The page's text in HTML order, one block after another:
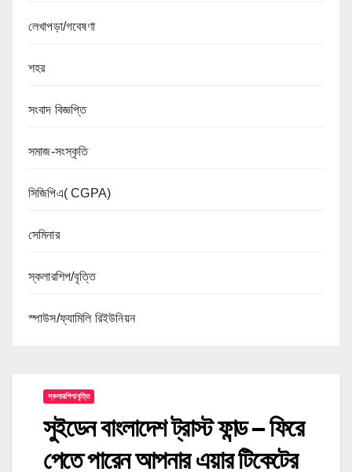
লেখাপড়া/গবেষণা
শহর
সংবাদ বিজ্ঞপ্তি
সমাজ-সংস্কৃতি
সিজিপিএ( CGPA)
সেমিনার
স্কলারশিপ/বৃত্তি
স্পাউস/ফ্যামিলি রিইউনিয়ন
স্কলারশিপ/বৃত্তি
সুইডেন বাংলাদেশ ট্রাস্ট ফান্ড – ফিরে
পেতে পারেন আপনার এয়ার টিকেটের